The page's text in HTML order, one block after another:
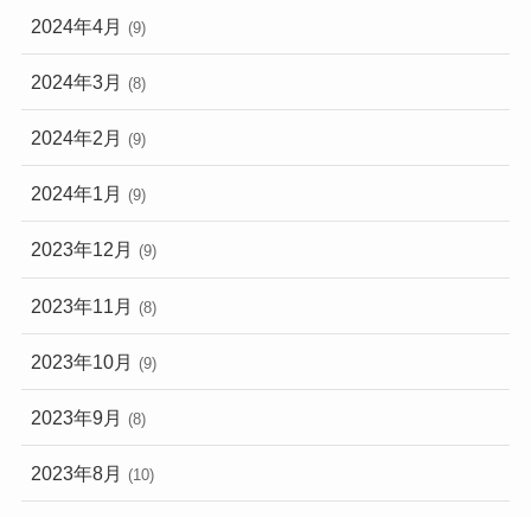
2024年4月 (9)
2024年3月 (8)
2024年2月 (9)
2024年1月 (9)
2023年12月 (9)
2023年11月 (8)
2023年10月 (9)
2023年9月 (8)
2023年8月 (10)